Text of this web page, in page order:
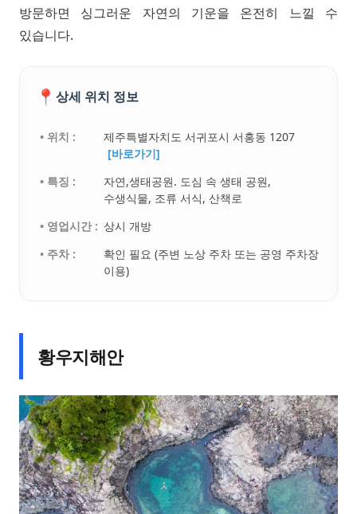
방문하면 싱그러운 자연의 기운을 온전히 느낄 수
있습니다.
📍 상세 위치 정보
• 위치 :
제주특별자치도 서귀포시 서홍동 1207
[바로가기]
• 특징 :
자연,생태공원. 도심 속 생태 공원,
수생식물, 조류 서식, 산책로
• 영업시간 : 상시 개방
• 주차 :
확인 필요 (주변 노상 주차 또는 공영 주차장
이용)
황우지해안